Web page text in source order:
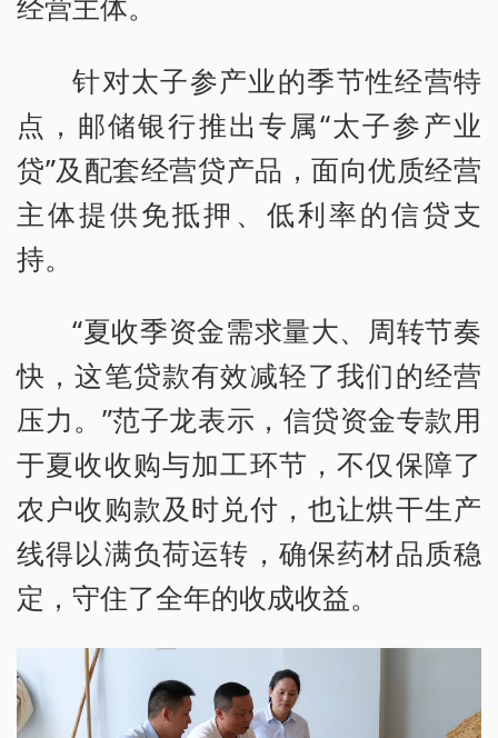
针对太子参产业的季节性经营特
点，邮储银行推出专属“太子参产业
贷”及配套经营贷产品，面向优质经营
主体提供免抵押、低利率的信贷支
持。
“夏收季资金需求量大、周转节奏
快，这笔贷款有效减轻了我们的经营
压力。”范子龙表示，信贷资金专款用
于夏收收购与加工环节，不仅保障了
农户收购款及时兑付，也让烘干生产
线得以满负荷运转，确保药材品质稳
定，守住了全年的收成收益。